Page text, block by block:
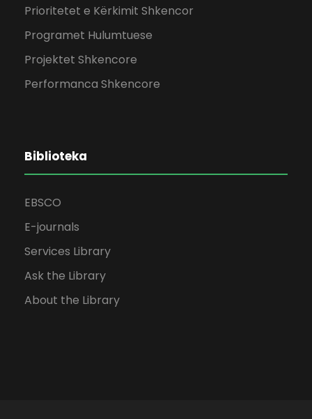
Prioritetet e Kërkimit Shkencor
Programet Hulumtuese
Projektet Shkencore
Performanca Shkencore
Biblioteka
EBSCO
E-journals
Services Library
Ask the Library
About the Library